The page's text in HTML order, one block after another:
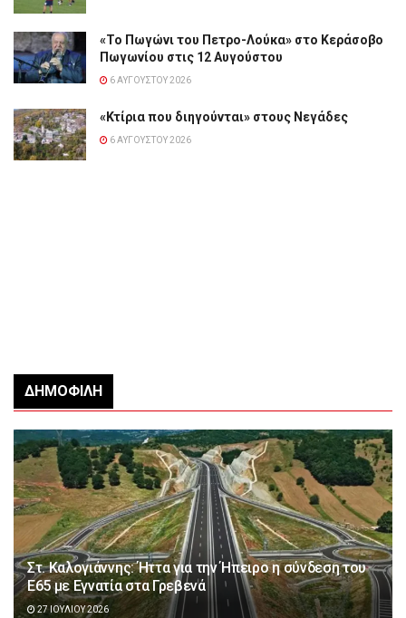
«Το Πωγώνι του Πετρο-Λούκα» στο Κεράσοβο
Πωγωνίου στις 12 Αυγούστου
6 ΑΥΓΟΎΣΤΟΥ 2026
«Κτίρια που διηγούνται» στους Νεγάδες
6 ΑΥΓΟΎΣΤΟΥ 2026
ΔΗΜΟΦΙΛΉ
Στ. Καλογιάννης: Ήττα για την Ήπειρο η σύνδεση του
Ε65 με Εγνατία στα Γρεβενά
27 ΙΟΥΛΊΟΥ 2026